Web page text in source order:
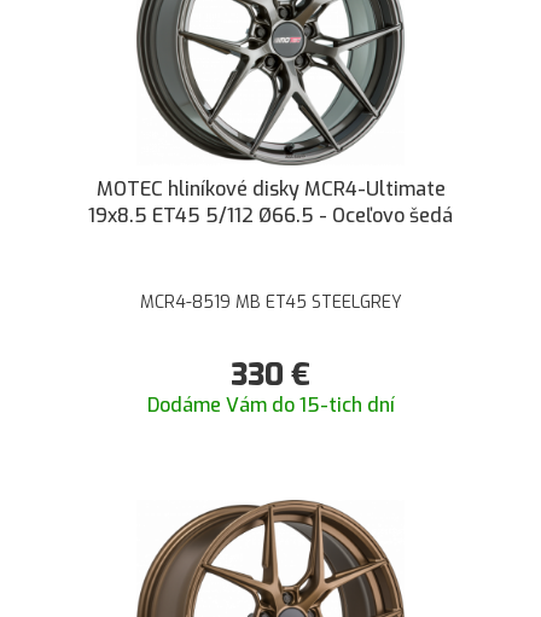
MOTEC hliníkové disky MCR4-Ultimate
19x8.5 ET45 5/112 Ø66.5 - Oceľovo šedá
MCR4-8519 MB ET45 STEELGREY
330 €
Dodáme Vám do 15-tich dní